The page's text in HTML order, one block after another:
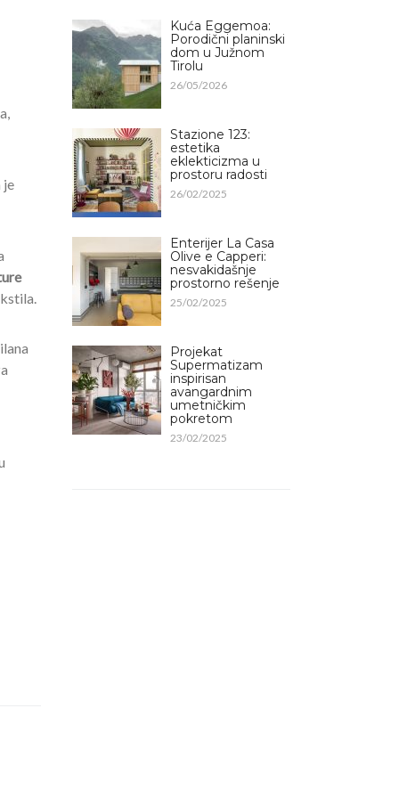
je
Kuća Eggemoa:
Porodični planinski
dom u Južnom
Tirolu
26/05/2026
Stazione 123:
estetika
eklekticizma u
prostoru radosti
26/02/2025
Enterijer La Casa
Olive e Capperi:
nesvakidašnje
prostorno rešenje
25/02/2025
Projekat
Supermatizam
inspirisan
avangardnim
umetničkim
pokretom
23/02/2025